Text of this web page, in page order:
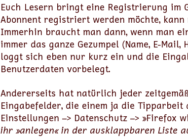
Euch Lesern bringt eine Registrierung im
Abonnent registriert werden möchte,
Immerhin braucht man dann, wenn man
immer das ganze Gezumpel (Name, E-
loggt sich eben nur kurz ein und die
Benutzerdaten vorbelegt.
Andererseits hat natürlich jeder
Eingabefelder, die einem ja die
Einstellungen –> Datenschutz –> »Firefox
ihr »anlegen« in der ausklappbaren Liste